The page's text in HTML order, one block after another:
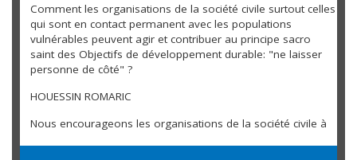
Comment les organisations de la société civile surtout celles
qui sont en contact permanent avec les populations
vulnérables peuvent agir et contribuer au principe sacro
saint des Objectifs de développement durable: "ne laisser
personne de côté" ?
HOUESSIN ROMARIC
Nous encourageons les organisations de la société civile à